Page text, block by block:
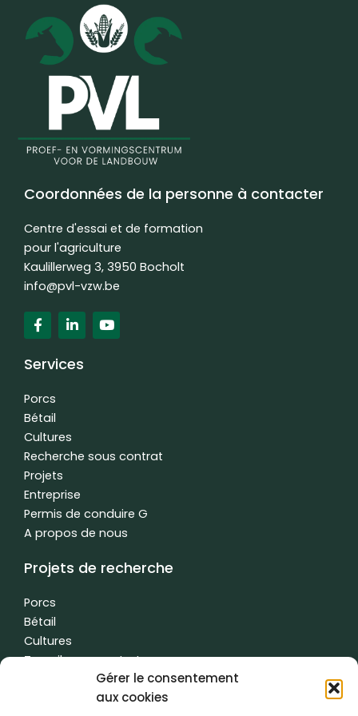
Gérer le consentement
aux cookies
Coordonnées de la personne à contacter
Centre d'essai et de formation
pour l'agriculture
Kaulillerweg 3, 3950 Bocholt
info@pvl-vzw.be
F
a
c
e
b
o
k
f
L
i
n
k
e
i
n
Y
o
u
Services
Porcs
Bétail
Cultures
Recherche sous contrat
Projets
Entreprise
Permis de conduire G
A propos de nous
Projets de recherche
Porcs
Bétail
Cultures
Travail sous contrat